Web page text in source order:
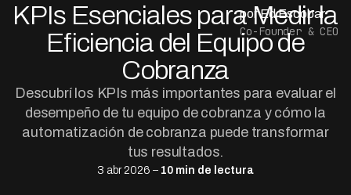
KPIs Esenciales para Medir la
Eficiencia del Equipo de
Cobranza
Descubrí los KPIs más importantes para evaluar el
desempeño de tu equipo de cobranza y cómo la
automatización de cobranza puede transformar
tus resultados.
3 abr 2026 – 10 min de lectura
por Ed Escobar
Co-Founder & CEO